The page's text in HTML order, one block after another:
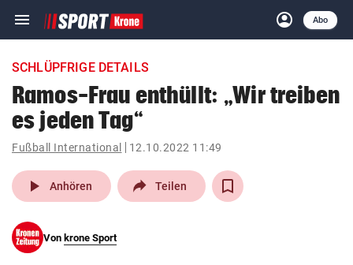
menu Navigation
ein-/ausklappen
account_circle
Anmelden
Abo
close Schließen
account_circle Anmelden
pin_drop
Wien arrow_right
SCHLÜPFRIGE DETAILS
Ramos-Frau enthüllt: „Wir treiben
es jeden Tag“
Fußball International 12.10.2022 11:49
play_arrow Anhören Teilen
Von krone Sport